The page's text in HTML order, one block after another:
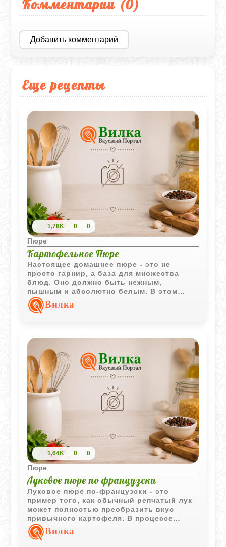
Комментарии (0)
Добавить комментарий
Еще рецепты
1,78K 0 0
Пюре
Картофельное Пюре
Настоящее домашнее пюре - это не
просто гарнир, а база для множества
блюд. Оно должно быть нежным,
пышным и абсолютно белым. В этом
рецепте мы добавляем к классике
немного деревенского колорита в виде
ароматным. Если хочется
поэкспериментировать со вкусом, можно
добавить пару ложек сметаны для легкой
кислинки, а если вы планируете
использовать это пюре как основу для
запеканки, в него стоит замешать яичные
желтки.
Вилка
1,64K 0 0
Пюре
Луковое пюре по французски
Луковое пюре по-французски - это
пример того, как обычный репчатый лук
может полностью преобразить вкус
привычного картофеля. В процессе
долгой варки лук теряет свою резкость и
становится сладковатым, отдавая блюду
Вилка